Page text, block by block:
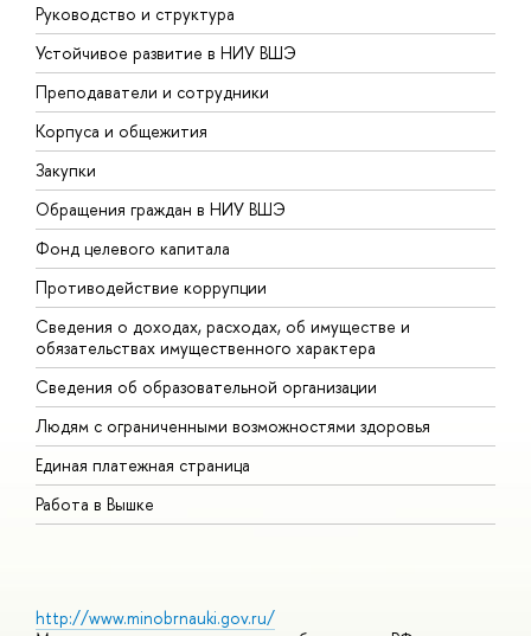
Руководство и структура
Устойчивое развитие в НИУ ВШЭ
Преподаватели и сотрудники
Корпуса и общежития
Закупки
Обращения граждан в НИУ ВШЭ
Фонд целевого капитала
Противодействие коррупции
Сведения о доходах, расходах, об имуществе и
обязательствах имущественного характера
Сведения об образовательной организации
Людям с ограниченными возможностями здоровья
Единая платежная страница
Работа в Вышке
http://www.minobrnauki.gov.ru/